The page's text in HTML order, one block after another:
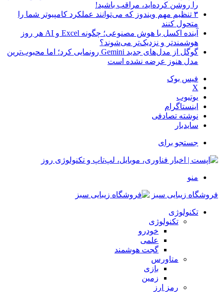
را روشن کرده‌اید، مراقب باشید!
۳ تنظیم مهم ویندوز که می‌توانند عملکرد کامپیوتر شما را
متحول کنند
آینده اکسل با هوش مصنوعی؛ چگونه Excel و AI هر روز
هوشمندتر و نزدیک‌تر می‌شوند؟
گوگل از مدل‌های جدید Gemini رونمایی کرد؛ اما محبوب‌ترین
مدل هنوز عرضه نشده است
فیس بوک
X
یوتیوب
اینستاگرام
نوشته تصادفی
سایدبار
جستجو برای
منو
فروشگاه زیبایی سبز
تکنولوژی
تکنولوژی
خودرو
علمی
گجت هوشمند
متاورس
بازی
زمین
رمز ارز